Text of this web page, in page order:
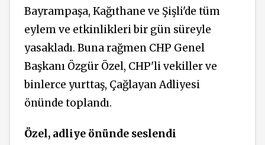
Bayrampaşa, Kağıthane ve Şişli'de tüm
eylem ve etkinlikleri bir gün süreyle
yasakladı. Buna rağmen CHP Genel
Başkanı Özgür Özel, CHP'li vekiller ve
binlerce yurttaş, Çağlayan Adliyesi
önünde toplandı.
Özel, adliye önünde seslendi